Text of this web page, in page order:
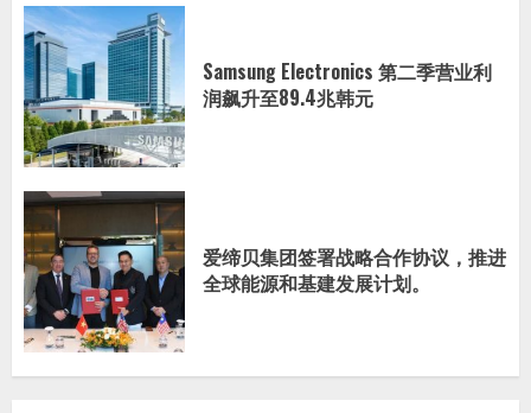
Samsung Electronics 第二季营业利
润飙升至89.4兆韩元
爱缔贝集团签署战略合作协议，推进
全球能源和基建发展计划。